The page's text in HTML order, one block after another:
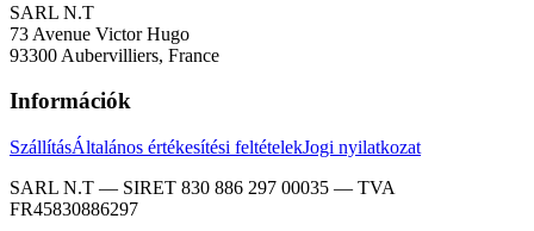
SARL N.T
73 Avenue Victor Hugo
93300 Aubervilliers, France
Információk
SzállításÁltalános értékesítési feltételekJogi nyilatkozat
SARL N.T — SIRET 830 886 297 00035 — TVA
FR45830886297